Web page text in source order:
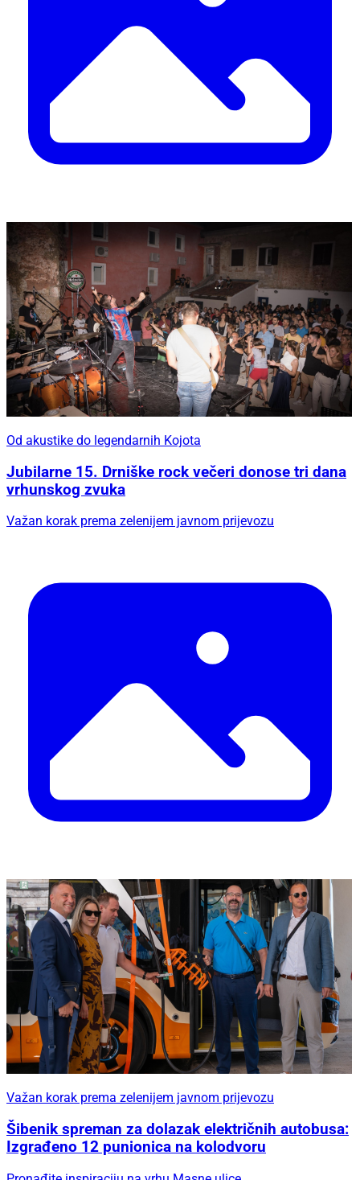
Od akustike do legendarnih Kojota
Jubilarne 15. Drniške rock večeri donose tri dana
vrhunskog zvuka
Važan korak prema zelenijem javnom prijevozu
Važan korak prema zelenijem javnom prijevozu
Šibenik spreman za dolazak električnih autobusa:
Izgrađeno 12 punionica na kolodvoru